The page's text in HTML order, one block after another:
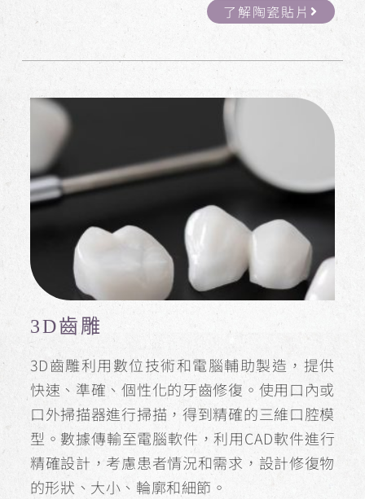
了解陶瓷貼片
3D齒雕
3D齒雕利用數位技術和電腦輔助製造，提供
快速、準確、個性化的牙齒修復。使用口內或
口外掃描器進行掃描，得到精確的三維口腔模
型。數據傳輸至電腦軟件，利用CAD軟件進行
精確設計，考慮患者情況和需求，設計修復物
的形狀、大小、輪廓和細節。